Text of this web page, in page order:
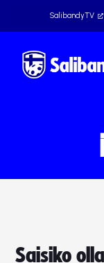
SalibandyTV
Saisiko